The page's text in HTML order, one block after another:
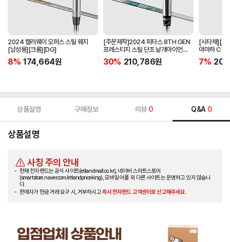
2024 캘러웨이 오퍼스 스틸 웨지
[남성용][크롬][DG]
8% 174,664원
[주문제작]2024 피타스 8TH GEN
프레스티지 스틸 단조 낱개아이언
[남성용][4번][NSPRO950GH
NEO]
30% 210,786원
[시타채][오
야마하 C`s
[여성용][화
ORIGINAL]
7%
상품설명 구매정보 리뷰 0 Q&A 0
상품설명
사칭 주의 안내
현재 전자랜드는 공식 사이트(etlandmall.co.kr), 네이버 스마트스토어
(smartstore.naver.com/etlandpriceking), 모바일 어플 외 다른 사이트는 운영하고 있지 않습니
다.
판매자가 현금 거래 요구 시, 거부하시고즉시 전자랜드 고객센터로 신고해주세요.